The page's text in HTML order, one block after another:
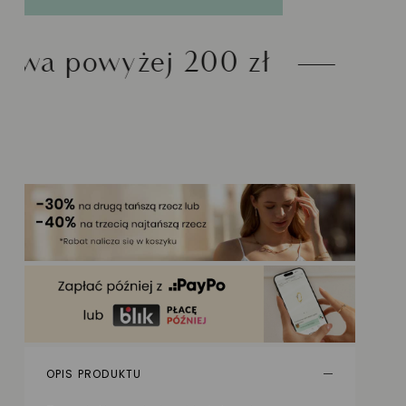
zł Możliwość
OPIS PRODUKTU